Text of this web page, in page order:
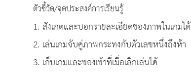
ตัวชี้วัด/จุดประสงค์การเรียนรู้
1. สังเกตและบอกรายละเอียดของภาพในเกมได้
2. เล่นเกมจับคู่ภาพกระทงกับตัวเลขหนึ่งถึงห้า
3. เก็บเกมและของเข้าที่เมื่อเลิกเล่นได้